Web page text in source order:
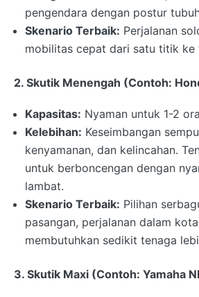
pengendara dengan postur
Skenario Terbaik: Perjalanan
mobilitas cepat dari satu titik ke
2. Skutik Menengah (Contoh:
Kapasitas: Nyaman untuk 1-2
Kelebihan: Keseimbangan
kenyamanan, dan kelincahan.
untuk berboncengan dengan
lambat.
Skenario Terbaik: Pilihan
pasangan, perjalanan dalam
membutuhkan sedikit tenaga
3. Skutik Maxi (Contoh: Yamaha